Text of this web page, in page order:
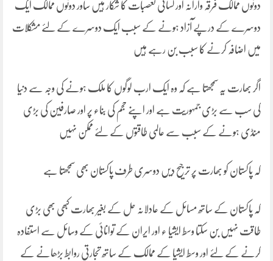
دونوں ممالک فرقہ وارانہ اور لسانی تعصبات کا شکار ہیں ساور دونوں ممالک ایک
دوسرے کے درپے آزاد ہونے کے سبب ایک دوسرے کے لئے مشکلات
میں اضافہ کرنے کا سبب بن رہے ہیں
اگر بھارت یہ سمجھتا ہے کہ وہ ایک ارب لوگوں کا ملک ہونے کی وجہ سے دنیا
کی سب سے بڑی جمہوریت ہے اور اپنے حجم کی بناء پر اور صارفین کی بڑی
منڈی ہونے کے سبب سے عالمی طاقتوں کے لئے ممکن نہیں
کہ پاکستان کو بھارت پر ترجیح دیں دوسری طرف پاکستان بھی سمجھتا ہے
کہ پاکستان کے ساتھ مسائل کے عادلانہ حل کے بغیر بھارت کبھی بھی بڑی
طاقت نہیں بن سکتا وسط ایشیا ء اور ایران کے توانائی کے وسائل سے استفادہ
کرنے کے لئے اور وسط ایشیا کے ممالک کے ساتھ تجارتی روابط بڑھانے کے